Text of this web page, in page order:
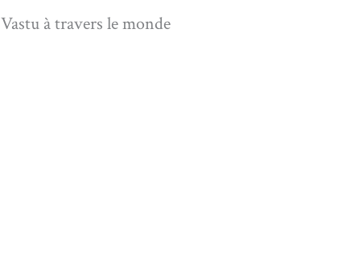
Vastu à travers le monde